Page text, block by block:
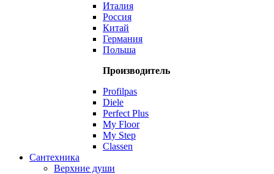
Италия
Россия
Китай
Германия
Польша
Производитель
Profilpas
Diele
Perfect Plus
My Floor
My Step
Classen
Сантехника
Верхние души